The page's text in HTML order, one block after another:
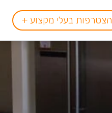
הצטרפות בעלי מקצוע +